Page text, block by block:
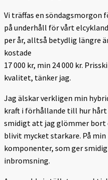
Vi träffas en söndagsmorgon
på underhåll för vårt
per år, alltså betydlig längre
kostade
17 000 kr, min 24 000 kr.
kvalitet, tänker jag.
Jag älskar verkligen min
kraft i förhållande till hur
smidigt att jag glömmer bort
blivit mycket starkare. På
komponenter, som ger
inbromsning.